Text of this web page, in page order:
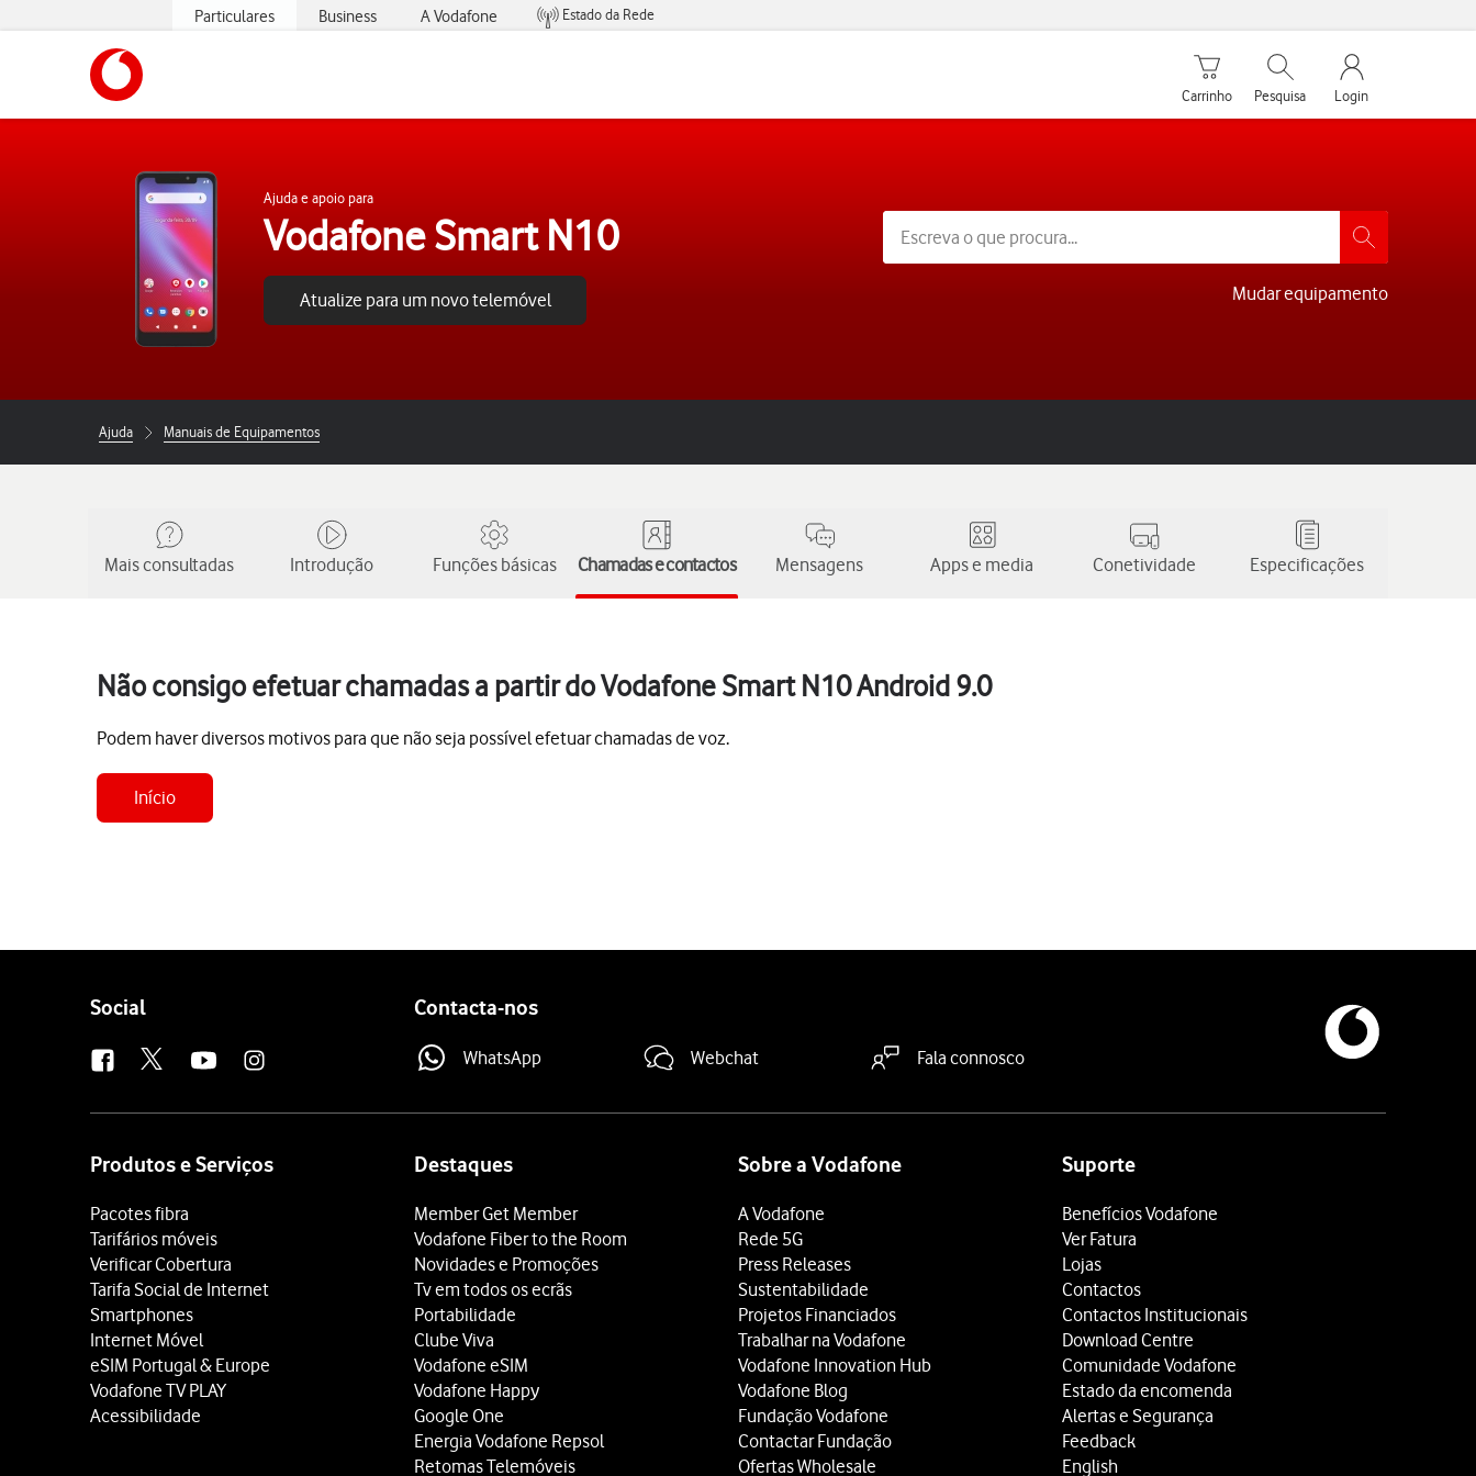
Particulares Business A Vodafone
Estado da Rede
Carrinho de compras
Carrinho
Pesquisar
Pesquisa
My Vodafone
Login
Ajuda e apoio para
Vodafone Smart N10
Atualize para um novo telemóvel Mudar equipamento
Ajuda Manuais de Equipamentos
Mais consultadas Introdução Funções básicas Chamadas e contactos Mensagens Apps e media Conetividade Especificações
Não consigo efetuar chamadas a partir do Vodafone Smart N10 Android 9.0
Podem haver diversos motivos para que não seja possível efetuar chamadas de voz.
Início
Follow
Social Contacta-nos
WhatsApp Webchat Fala connosco
Produtos e Serviços
Pacotes fibra
Tarifários móveis
Verificar Cobertura
Tarifa Social de Internet
Smartphones
Internet Móvel
eSIM Portugal & Europe
Vodafone TV PLAY
Acessibilidade
Destaques
Member Get Member
Vodafone Fiber to the Room
Novidades e Promoções
Tv em todos os ecrãs
Portabilidade
Clube Viva
Vodafone eSIM
Vodafone Happy
Google One
Energia Vodafone Repsol
Retomas Telemóveis
Sobre a Vodafone
A Vodafone
Rede 5G
Press Releases
Sustentabilidade
Projetos Financiados
Trabalhar na Vodafone
Vodafone Innovation Hub
Vodafone Blog
Fundação Vodafone
Contactar Fundação
Ofertas Wholesale
Suporte
Benefícios Vodafone
Ver Fatura
Lojas
Contactos
Contactos Institucionais
Download Centre
Comunidade Vodafone
Estado da encomenda
Alertas e Segurança
Feedback
English